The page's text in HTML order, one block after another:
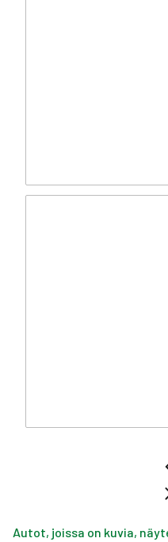
Autot, joissa on kuvia,